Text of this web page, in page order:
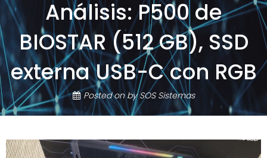
Análisis: P500 de
BIOSTAR (512 GB), SSD
externa USB-C con RGB
Posted onbySOS Sistemas